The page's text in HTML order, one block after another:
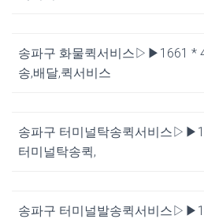
송파구 화물퀵서비스▷▶1661 *
송,배달,퀵서비스
송파구 터미널탁송퀵서비스
터미널탁송퀵,
송파구 터미널발송퀵서비스